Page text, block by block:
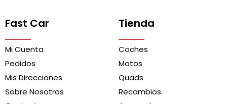
Fast Car
Mi Cuenta
Pedidos
Mis Direcciones
Sobre Nosotros
Tienda
Coches
Motos
Quads
Recambios